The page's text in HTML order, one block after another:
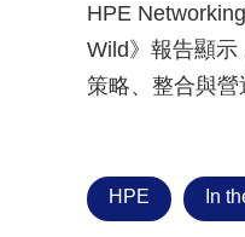
HPE
Wild》報告顯示
策略、整合與營
HPE In